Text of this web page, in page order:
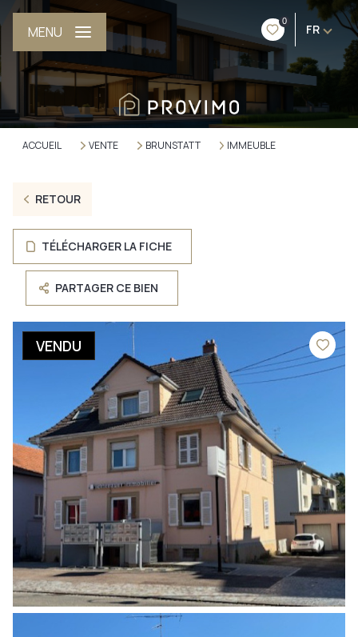
0
FR
MENU
ACCUEIL VENTE BRUNSTATT IMMEUBLE
RETOUR
TÉLÉCHARGER LA FICHE
PARTAGER CE BIEN
VENDU